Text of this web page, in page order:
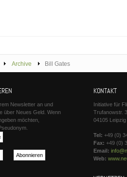
Archive Bill Gates
Newsletter an und
über Neues Geld. Wenn
möchten,
KONTAKT
Initiative für
Trufanowstr.
04105 Leipzig
Tel: +49 (0)
Fax: +49 (0)
Email:
Web: